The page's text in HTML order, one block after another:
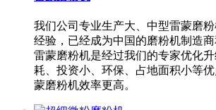
我们公司专业生产大、中型雷蒙磨
经验，已经成为中国的磨粉机制造
雷蒙磨粉机是经过我们的专家优化
耗、投资小、环保、占地面积小等
蒙磨粉机效率更高。